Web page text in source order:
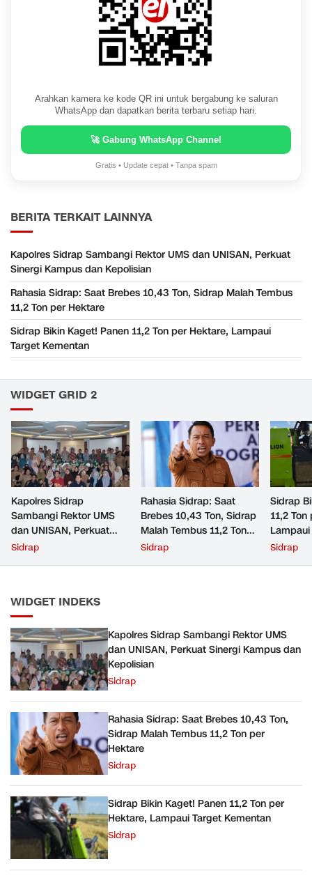
Arahkan kamera ke kode QR ini untuk bergabung ke saluran
WhatsApp dan dapatkan berita terbaru setiap hari.
🚀 Gabung WhatsApp Channel
Gratis • Update cepat • Tanpa spam
BERITA TERKAIT LAINNYA
Kapolres Sidrap Sambangi Rektor UMS dan UNISAN, Perkuat
Sinergi Kampus dan Kepolisian
Rahasia Sidrap: Saat Brebes 10,43 Ton, Sidrap Malah Tembus
11,2 Ton per Hektare
Sidrap Bikin Kaget! Panen 11,2 Ton per Hektare, Lampaui
Target Kementan
WIDGET GRID 2
Kapolres Sidrap
Sambangi Rektor UMS
dan UNISAN, Perkuat
Sinergi Kampus dan
Sidrap
Rahasia Sidrap: Saat
Brebes 10,43 Ton, Sidrap
Malah Tembus 11,2 Ton
per Hektare
Sidrap
Sidrap
11,2
Sidrap
WIDGET INDEKS
Kapolres Sidrap Sambangi Rektor UMS
dan UNISAN, Perkuat Sinergi Kampus dan
Kepolisian
Sidrap
Rahasia Sidrap: Saat Brebes 10,43 Ton,
Sidrap Malah Tembus 11,2 Ton per
Hektare
Sidrap
Sidrap Bikin Kaget! Panen 11,2 Ton per
Hektare, Lampaui Target Kementan
Sidrap